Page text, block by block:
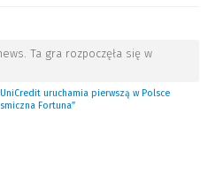
Ta gra rozpoczęła się w
UniCredit uruchamia pierwszą w Polsce
Fortuna”